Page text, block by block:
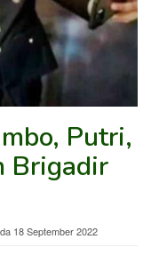
Putri,
Brigadir
18 September 2022